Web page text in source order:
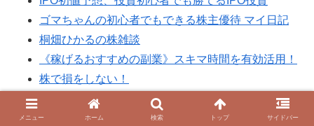
ゴマちゃんの初心者でもできる株主優待 マイ日記
桐畑ひかるの株雑談
《稼げるおすすめの副業》スキマ時間を有効活用！
株で損をしない！
ぴろりんのクロス取引・株主優待生活
ふみこの優待プラスα日記
メニュー ホーム 検索 トップ サイドバー